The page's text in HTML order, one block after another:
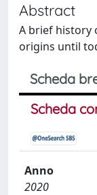
Abstract
A brief history
origins until
Scheda
Scheda
Anno
2020